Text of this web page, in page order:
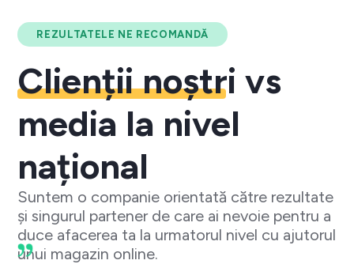
REZULTATELE NE RECOMANDĂ
Clienții noștri vs
media la nivel
național
Suntem o companie orientată către rezultate
și singurul partener de care ai nevoie pentru a
duce afacerea ta la urmatorul nivel cu ajutorul
unui magazin online.